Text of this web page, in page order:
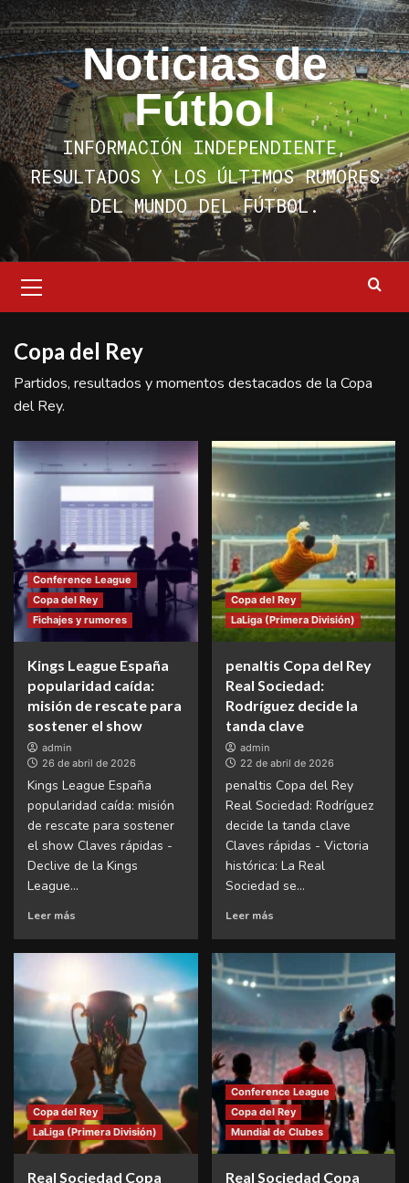
Saltar
al
contenido
Noticias de
Fútbol
INFORMACIÓN INDEPENDIENTE,
RESULTADOS Y LOS ÚLTIMOS RUMORES
DEL MUNDO DEL FÚTBOL.
primario
Copa del Rey
Partidos, resultados y momentos destacados de la Copa
del Rey.
Conference League
Copa del Rey
Fichajes y rumores
Kings League España
popularidad caída:
misión de rescate para
sostener el show
admin
26 de abril de 2026
Kings League España
popularidad caída: misión
de rescate para sostener
el show Claves rápidas -
Declive de la Kings
League...
Leer más
Copa del Rey
LaLiga (Primera División)
penaltis Copa del Rey
Real Sociedad:
Rodríguez decide la
tanda clave
admin
22 de abril de 2026
penaltis Copa del Rey
Real Sociedad: Rodríguez
decide la tanda clave
Claves rápidas - Victoria
histórica: La Real
Sociedad se...
Leer más
Copa del Rey
LaLiga (Primera División)
Real Sociedad Copa
Conference League
Copa del Rey
Mundial de Clubes
Real Sociedad Copa